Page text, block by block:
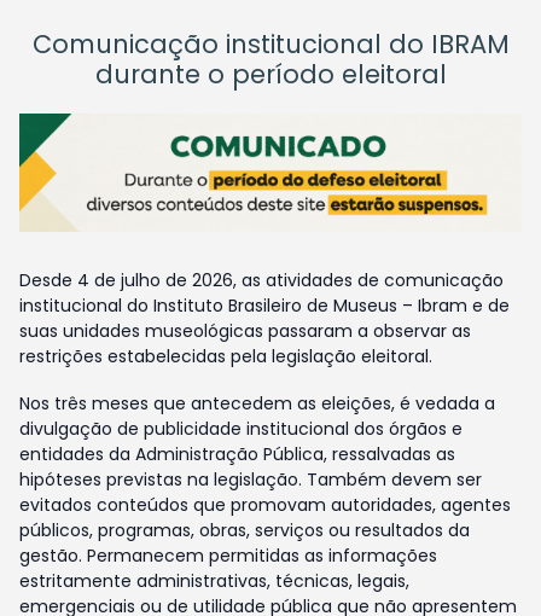
Comunicação institucional do IBRAM
durante o período eleitoral
Desde 4 de julho de 2026, as atividades de comunicação
institucional do Instituto Brasileiro de Museus – Ibram e de
suas unidades museológicas passaram a observar as
restrições estabelecidas pela legislação eleitoral.
Nos três meses que antecedem as eleições, é vedada a
divulgação de publicidade institucional dos órgãos e
entidades da Administração Pública, ressalvadas as
hipóteses previstas na legislação. Também devem ser
evitados conteúdos que promovam autoridades, agentes
públicos, programas, obras, serviços ou resultados da
gestão. Permanecem permitidas as informações
estritamente administrativas, técnicas, legais,
emergenciais ou de utilidade pública que não apresentem